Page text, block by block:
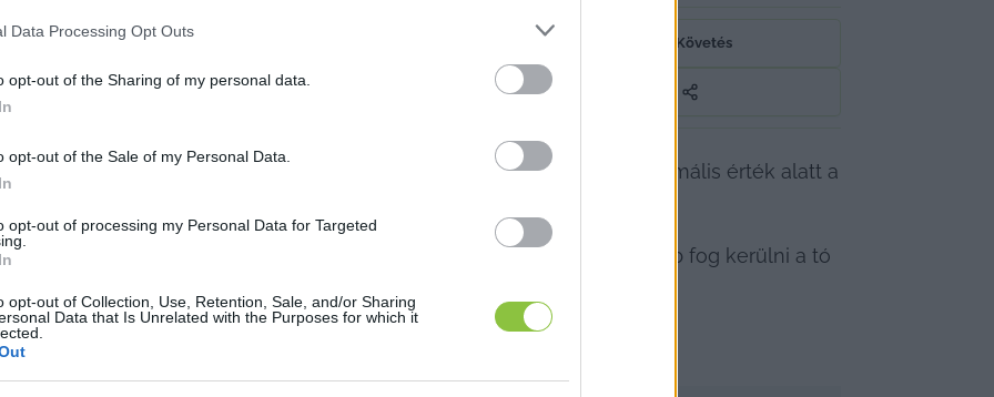
Data Processing Opt Outs
opt-out of the Sharing of my personal data.
opt-out of the Sale of my Personal Data.
opt-out of processing my Personal Data for Targeted
opt-out of Collection, Use, Retention, Sale, and/or Sharing
Data that Is Unrelated with the Purposes for which it
Lapszemle Követés
a Balaton, mint jelenleg, most nagyjából 4 százalékkal van a maximális érték alatt a
hogy az elkövetkezendő hónapokban 20-30 centiméterrel lejjebb fog kerülni a tó
szerint pedig